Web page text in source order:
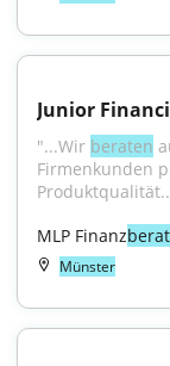
Junior
"...Wir beraten
Firmenkunden
MLP Finanz
Münster